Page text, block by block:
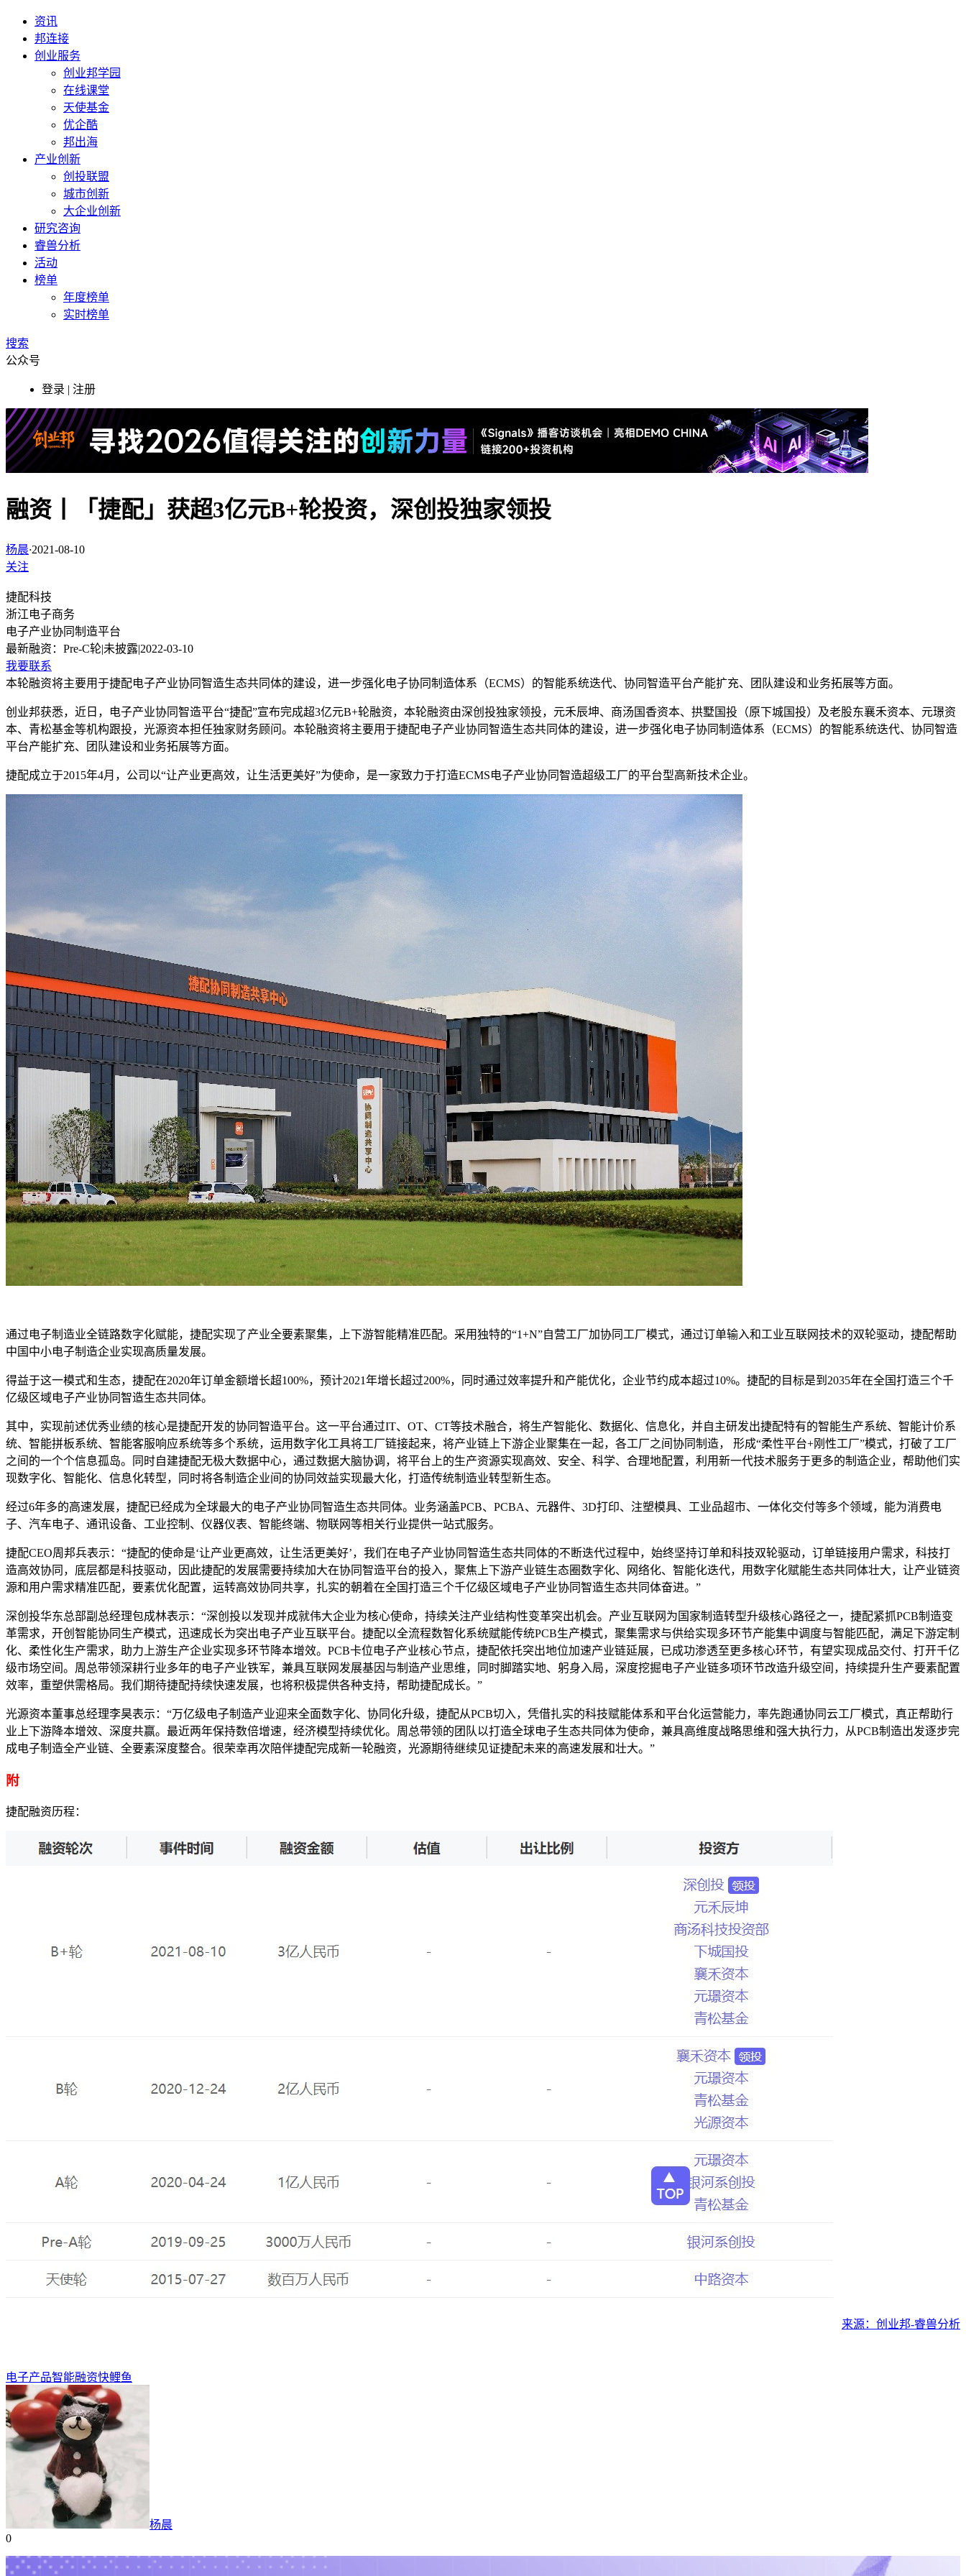
资讯
邦连接
创业服务
创业邦学园
在线课堂
天使基金
优企酷
邦出海
产业创新
创投联盟
城市创新
大企业创新
研究咨询
睿兽分析
活动
榜单
年度榜单
实时榜单
搜索
公众号
登录 | 注册
融资丨「捷配」获超3亿元B+轮投资，深创投独家领投
杨晨·2021-08-10
关注
捷配科技
浙江电子商务
电子产业协同制造平台
最新融资： Pre-C轮|未披露|2022-03-10
我要联系
本轮融资将主要用于捷配电子产业协同智造生态共同体的建设，进一步强化电子协同制造体系（ECMS）的智能系统迭代、协同智造平台产能扩充、团队建设和业务拓展等方面。
创业邦获悉，近日，电子产业协同智造平台“捷配”宣布完成超3亿元B+轮融资，本轮融资由深创投独家领投，元禾辰坤、商汤国香资本、拱墅国投（原下城国投）及老股东襄禾资本、元璟资
本、青松基金等机构跟投，光源资本担任独家财务顾问。本轮融资将主要用于捷配电子产业协同智造生态共同体的建设，进一步强化电子协同制造体系（ECMS）的智能系统迭代、协同智造
平台产能扩充、团队建设和业务拓展等方面。
捷配成立于2015年4月，公司以“让产业更高效，让生活更美好”为使命，是一家致力于打造ECMS电子产业协同智造超级工厂的平台型高新技术企业。
通过电子制造业全链路数字化赋能，捷配实现了产业全要素聚集，上下游智能精准匹配。采用独特的“1+N”自营工厂加协同工厂模式，通过订单输入和工业互联网技术的双轮驱动，捷配帮助
中国中小电子制造企业实现高质量发展。
得益于这一模式和生态，捷配在2020年订单金额增长超100%，预计2021年增长超过200%，同时通过效率提升和产能优化，企业节约成本超过10%。捷配的目标是到2035年在全国打造三个千
亿级区域电子产业协同智造生态共同体。
其中，实现前述优秀业绩的核心是捷配开发的协同智造平台。这一平台通过IT、OT、CT等技术融合，将生产智能化、数据化、信息化，并自主研发出捷配特有的智能生产系统、智能计价系
统、智能拼板系统、智能客服响应系统等多个系统，运用数字化工具将工厂链接起来，将产业链上下游企业聚集在一起，各工厂之间协同制造， 形成“柔性平台+刚性工厂”模式，打破了工厂
之间的一个个信息孤岛。同时自建捷配无极大数据中心，通过数据大脑协调，将平台上的生产资源实现高效、安全、科学、合理地配置，利用新一代技术服务于更多的制造企业，帮助他们实
现数字化、智能化、信息化转型，同时将各制造企业间的协同效益实现最大化，打造传统制造业转型新生态。
经过6年多的高速发展，捷配已经成为全球最大的电子产业协同智造生态共同体。业务涵盖PCB、PCBA、元器件、3D打印、注塑模具、工业品超市、一体化交付等多个领域，能为消费电
子、汽车电子、通讯设备、工业控制、仪器仪表、智能终端、物联网等相关行业提供一站式服务。
捷配CEO周邦兵表示：“捷配的使命是‘让产业更高效，让生活更美好’，我们在电子产业协同智造生态共同体的不断迭代过程中，始终坚持订单和科技双轮驱动，订单链接用户需求，科技打
造高效协同，底层都是科技驱动，因此捷配的发展需要持续加大在协同智造平台的投入，聚焦上下游产业链生态圈数字化、网络化、智能化迭代，用数字化赋能生态共同体壮大，让产业链资
源和用户需求精准匹配，要素优化配置，运转高效协同共享，扎实的朝着在全国打造三个千亿级区域电子产业协同智造生态共同体奋进。”
深创投华东总部副总经理包成林表示：“深创投以发现并成就伟大企业为核心使命，持续关注产业结构性变革突出机会。产业互联网为国家制造转型升级核心路径之一，捷配紧抓PCB制造变
革需求，开创智能协同生产模式，迅速成长为突出电子产业互联平台。捷配以全流程数智化系统赋能传统PCB生产模式，聚集需求与供给实现多环节产能集中调度与智能匹配，满足下游定制
化、柔性化生产需求，助力上游生产企业实现多环节降本增效。PCB卡位电子产业核心节点，捷配依托突出地位加速产业链延展，已成功渗透至更多核心环节，有望实现成品交付、打开千亿
级市场空间。周总带领深耕行业多年的电子产业铁军，兼具互联网发展基因与制造产业思维，同时脚踏实地、躬身入局，深度挖掘电子产业链多项环节改造升级空间，持续提升生产要素配置
效率，重塑供需格局。我们期待捷配持续快速发展，也将积极提供各种支持，帮助捷配成长。”
光源资本董事总经理李昊表示：“万亿级电子制造产业迎来全面数字化、协同化升级，捷配从PCB切入，凭借扎实的科技赋能体系和平台化运营能力，率先跑通协同云工厂模式，真正帮助行
业上下游降本增效、深度共赢。最近两年保持数倍增速，经济模型持续优化。周总带领的团队以打造全球电子生态共同体为使命，兼具高维度战略思维和强大执行力，从PCB制造出发逐步完
成电子制造全产业链、全要素深度整合。很荣幸再次陪伴捷配完成新一轮融资，光源期待继续见证捷配未来的高速发展和壮大。”
附
捷配融资历程：
来源：创业邦-睿兽分析
电子产品智能融资快鲤鱼
杨晨
0